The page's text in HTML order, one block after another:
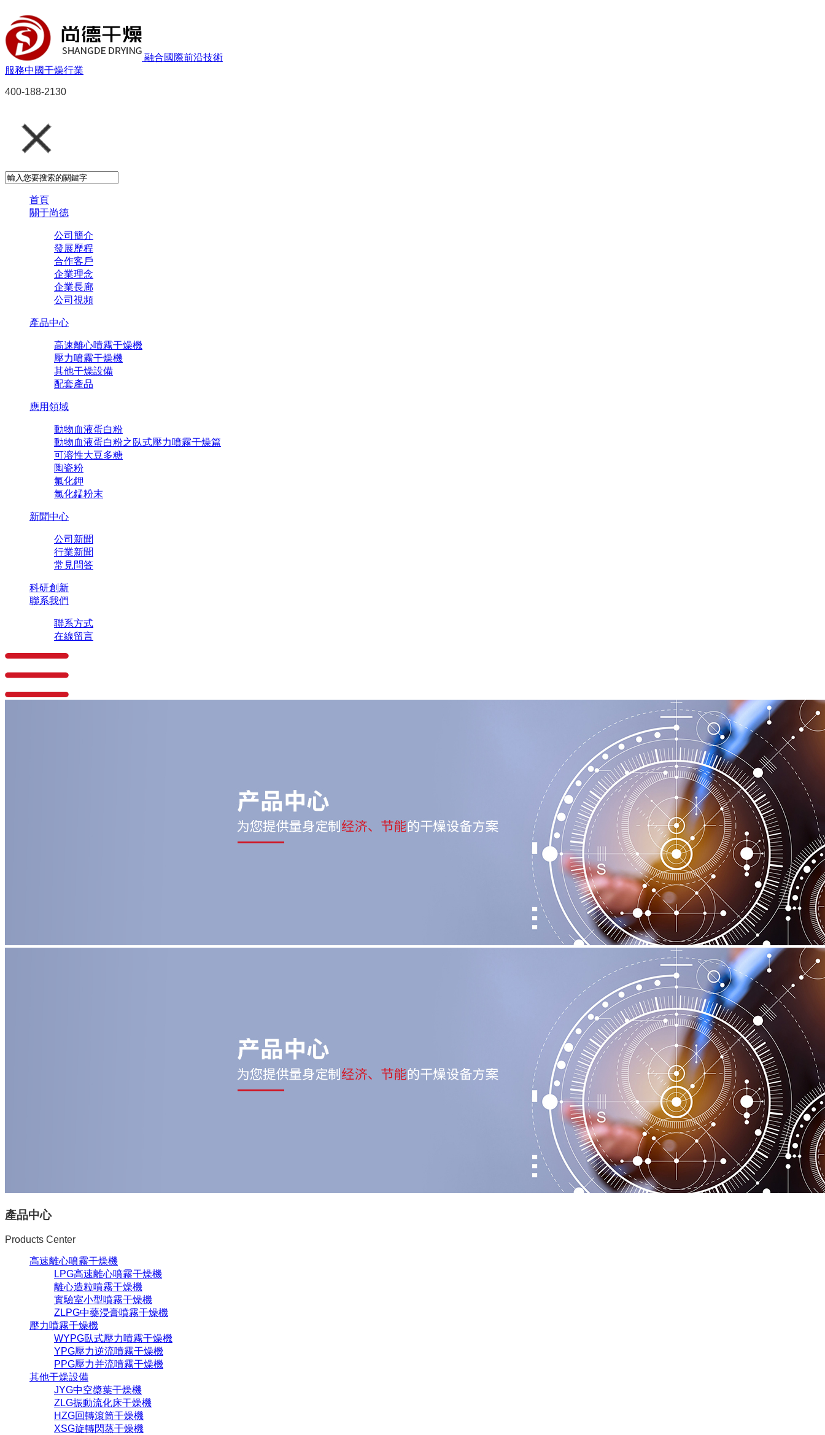
融合國際前沿技術
服務中國干燥行業
400-188-2130
首頁
關于尚德
公司簡介
發展歷程
合作客戶
企業理念
企業長廊
公司視頻
產品中心
高速離心噴霧干燥機
壓力噴霧干燥機
其他干燥設備
配套產品
應用領域
動物血液蛋白粉
動物血液蛋白粉之臥式壓力噴霧干燥篇
可溶性大豆多糖
陶瓷粉
氟化鉀
氯化錳粉末
新聞中心
公司新聞
行業新聞
常見問答
科研創新
聯系我們
聯系方式
在線留言
產品中心
Products Center
高速離心噴霧干燥機
LPG高速離心噴霧干燥機
離心造粒噴霧干燥機
實驗室小型噴霧干燥機
ZLPG中藥浸膏噴霧干燥機
壓力噴霧干燥機
WYPG臥式壓力噴霧干燥機
YPG壓力逆流噴霧干燥機
PPG壓力并流噴霧干燥機
其他干燥設備
JYG中空槳葉干燥機
ZLG振動流化床干燥機
HZG回轉滾筒干燥機
XSG旋轉閃蒸干燥機